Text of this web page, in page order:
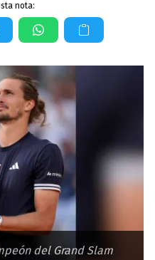
nota:
del Grand Slam